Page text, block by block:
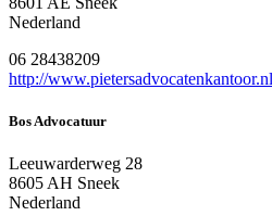
Nederland
06 28438209
http://
Bos Advocatuur
Leeuwarderweg 28
8605 AH Sneek
Nederland